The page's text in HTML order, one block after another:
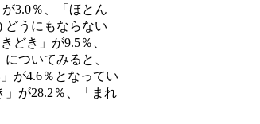
3.0％、「ほとん
どうにもならない
どき」が9.5％、
ついてみると、
が4.6％となってい
が28.2％、「まれ